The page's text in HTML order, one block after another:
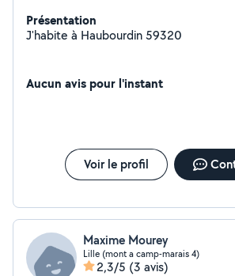
Présentation
J'habite à Haubourdin 59320
Aucun avis pour l'instant
Voir le profil
Maxime Mourey
Lille (mont a camp-marais 4)
2,3/5 (3 avis)